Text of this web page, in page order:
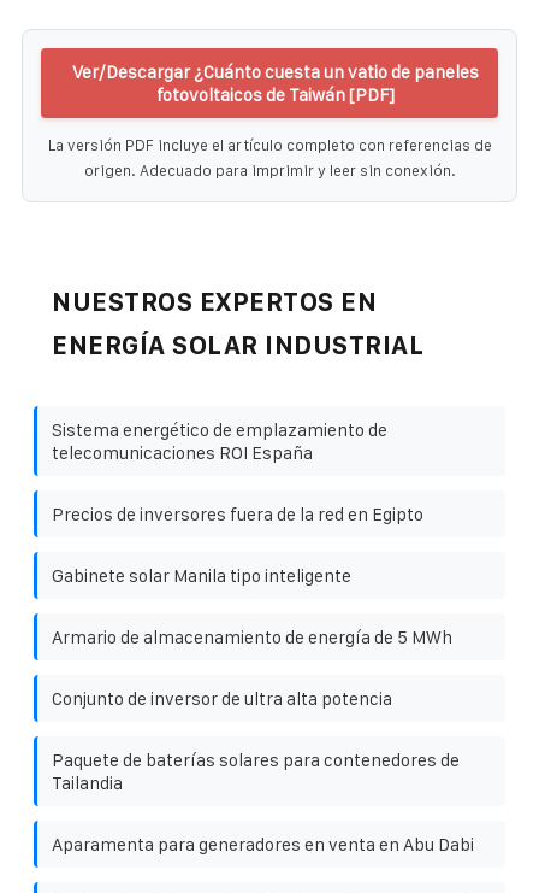
Ver/Descargar ¿Cuánto cuesta un vatio de paneles
fotovoltaicos de Taiwán [PDF]
La versión PDF incluye el artículo completo con referencias de
origen. Adecuado para imprimir y leer sin conexión.
NUESTROS EXPERTOS EN
ENERGÍA SOLAR INDUSTRIAL
Sistema energético de emplazamiento de
telecomunicaciones ROI España
Precios de inversores fuera de la red en Egipto
Gabinete solar Manila tipo inteligente
Armario de almacenamiento de energía de 5 MWh
Conjunto de inversor de ultra alta potencia
Paquete de baterías solares para contenedores de
Tailandia
Aparamenta para generadores en venta en Abu Dabi